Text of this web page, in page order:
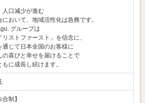
人口減少が進む
において、地域活性化は急務です。
グループは
リストファースト」を信念に、
通じて日本全国のお客様に
の喜びと幸せを届けることで
もに成長し続けます。
合制】